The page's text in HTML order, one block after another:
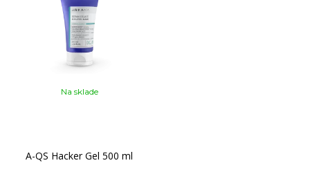
Na sklade
A-QS Hacker Gel 500 ml